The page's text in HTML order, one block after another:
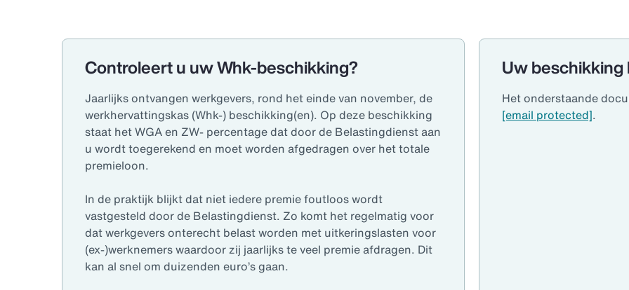
Controleert u uw Whk-beschikking?
Jaarlijks ontvangen werkgevers, rond het einde van november, de
werkhervattingskas (Whk-) beschikking(en). Op deze beschikking
staat het WGA en ZW- percentage dat door de Belastingdienst aan
u wordt toegerekend en moet worden afgedragen over het totale
premieloon.
In de praktijk blijkt dat niet iedere premie foutloos wordt
vastgesteld door de Belastingdienst. Zo komt het regelmatig voor
dat werkgevers onterecht belast worden met uitkeringslasten voor
(ex-)werknemers waardoor zij jaarlijks te veel premie afdragen. Dit
kan al snel om duizenden euro’s gaan.
Uw
Het onderstaande
[email protected].